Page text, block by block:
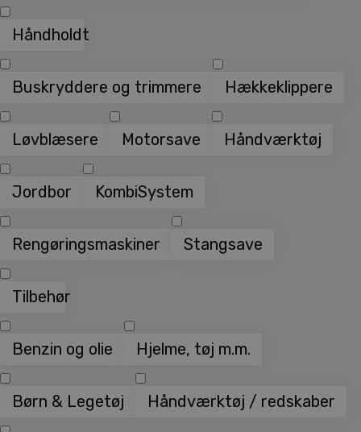
Håndholdt
Buskryddere og trimmere Hækkeklippere
Løvblæsere Motorsave Håndværktøj
Jordbor KombiSystem
Rengøringsmaskiner Stangsave
Tilbehør
Benzin og olie Hjelme, tøj m.m.
Børn & Legetøj Håndværktøj / redskaber